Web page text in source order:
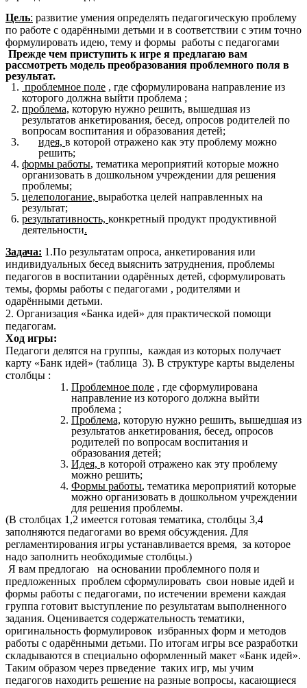
Цель: развитие умения определять педагогическую проблему
по работе с одарёнными детьми и в соответствии с этим точно
формулировать идею, тему и формы работы с педагогами
Прежде чем приступить к игре я предлагаю вам
рассмотреть модель преобразования проблемного поля в
результат.
проблемное поле , где сформулирована направление из
которого должна выйти проблема ;
проблема, которую нужно решить, вышедшая из
результатов анкетирования, бесед, опросов родителей по
вопросам воспитания и образования детей;
идея, в которой отражено как эту проблему можно
решить;
формы работы, тематика мероприятий которые можно
организовать в дошкольном учреждении для решения
проблемы;
целепологание, выработка целей направленных на
результат;
результативность, конкретный продукт продуктивной
деятельности.
Задача: 1.По результатам опроса, анкетирования или
индивидуальных бесед выяснить затруднения, проблемы
педагогов в воспитании одарённых детей, сформулировать
темы, формы работы с педагогами , родителями и
одарёнными детьми.
2. Организация «Банка идей» для практической помощи
педагогам.
Ход игры:
Педагоги делятся на группы, каждая из которых получает
карту «Банк идей» (таблица 3). В структуре карты выделены
столбцы :
Проблемное поле , где сформулирована
направление из которого должна выйти
проблема ;
Проблема, которую нужно решить, вышедшая из
результатов анкетирования, бесед, опросов
родителей по вопросам воспитания и
образования детей;
Идея, в которой отражено как эту проблему
можно решить;
Формы работы, тематика мероприятий которые
можно организовать в дошкольном учреждении
для решения проблемы.
(В столбцах 1,2 имеется готовая тематика, столбцы 3,4
заполняются педагогами во время обсуждения. Для
регламентирования игры устанавливается время, за которое
надо заполнить необходимые столбцы.)
Я вам предлогаю на основании проблемного поля и
предложенных проблем сформулировать свои новые идей и
формы работы с педагогами, по истечении времени каждая
группа готовит выступление по результатам выполненного
задания. Оценивается содержательность тематики,
оригинальность формулировок избранных форм и методов
работы с одарёнными детьми. По итогам игры все разработки
складываются в специально оформленный макет «Банк идей».
Таким образом через прведение таких игр, мы учим
педагогов находить решение на разные вопросы, касающиеся